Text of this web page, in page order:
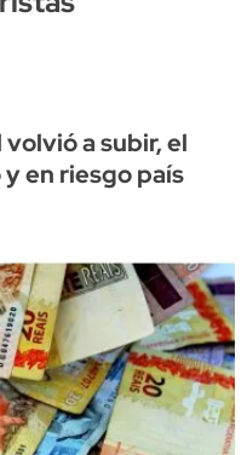
a subir, el
en riesgo país